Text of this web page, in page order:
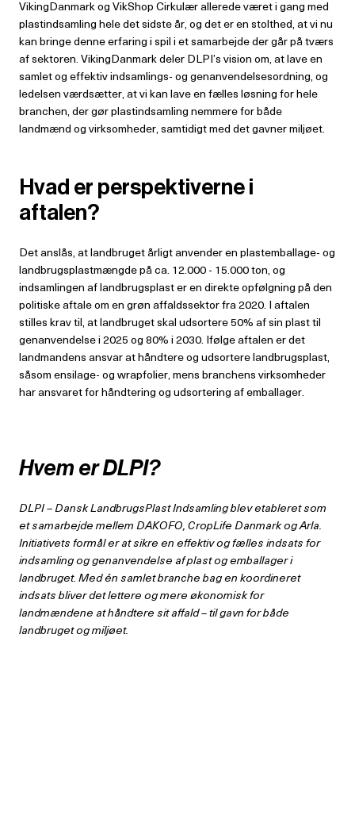
VikingDanmark og VikShop Cirkulær allerede været i gang med
plastindsamling hele det sidste år, og det er en stolthed, at vi nu
kan bringe denne erfaring i spil i et samarbejde der går på tværs
af sektoren. VikingDanmark deler DLPI’s vision om, at lave en
samlet og effektiv indsamlings- og genanvendelsesordning, og
ledelsen værdsætter, at vi kan lave en fælles løsning for hele
branchen, der gør plastindsamling nemmere for både
landmænd og virksomheder, samtidigt med det gavner miljøet.
Hvad er perspektiverne i
aftalen?
Det anslås, at landbruget årligt anvender en plastemballage- og
landbrugsplastmængde på ca. 12.000 - 15.000 ton, og
indsamlingen af landbrugsplast er en direkte opfølgning på den
politiske aftale om en grøn affaldssektor fra 2020. I aftalen
stilles krav til, at landbruget skal udsortere 50% af sin plast til
genanvendelse i 2025 og 80% i 2030. Ifølge aftalen er det
landmandens ansvar at håndtere og udsortere landbrugsplast,
såsom ensilage- og wrapfolier, mens branchens virksomheder
har ansvaret for håndtering og udsortering af emballager.
Hvem er DLPI?
DLPI – Dansk LandbrugsPlast Indsamling blev etableret som
et samarbejde mellem DAKOFO, CropLife Danmark og Arla.
Initiativets formål er at sikre en effektiv og fælles indsats for
indsamling og genanvendelse af plast og emballager i
landbruget. Med én samlet branche bag en koordineret
indsats bliver det lettere og mere økonomisk for
landmændene at håndtere sit affald – til gavn for både
landbruget og miljøet.